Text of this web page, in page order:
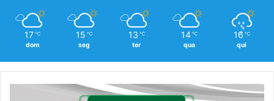
17 ℃
dom
15 ℃
seg
13 ℃
ter
14 ℃
qua
16 ℃
qui